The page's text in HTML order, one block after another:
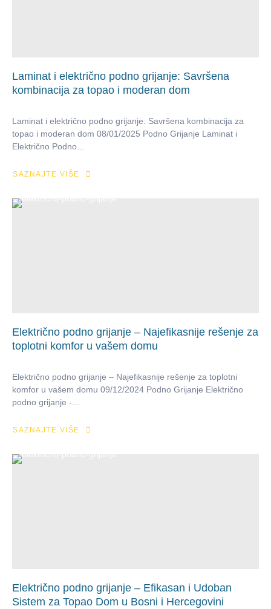
Laminat i električno podno grijanje: Savršena
kombinacija za topao i moderan dom
Laminat i električno podno grijanje: Savršena kombinacija za
topao i moderan dom 08/01/2025 Podno Grijanje Laminat i
Električno Podno...
SAZNAJTE VIŠE
Električno podno grijanje – Najefikasnije rešenje za
toplotni komfor u vašem domu
Električno podno grijanje – Najefikasnije rešenje za toplotni
komfor u vašem domu 09/12/2024 Podno Grijanje Električno
podno grijanje -...
SAZNAJTE VIŠE
Električno podno grijanje – Efikasan i Udoban
Sistem za Topao Dom u Bosni i Hercegovini